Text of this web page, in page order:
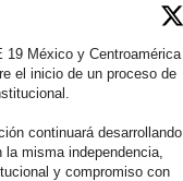
19 México y Centroamérica
el inicio de un proceso de
continuará desarrollando
la misma independencia,
y compromiso con